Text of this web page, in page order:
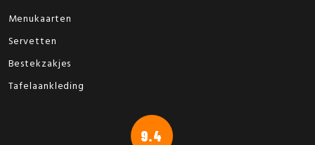
Menukaarten
Servetten
Bestekzakjes
Tafelaankleding
9.4